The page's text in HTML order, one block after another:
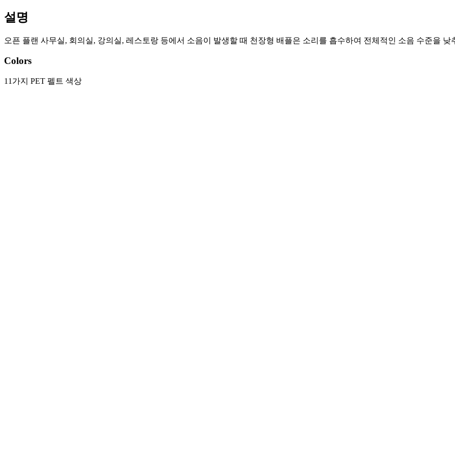
설명
오픈 플랜 사무실, 회의실, 강의실, 레스토랑 등에서 소음이 발생할 때 천장형 배플은 소리를 흡수하여 전체적인 소음 수준을 낮
Colors
11가지 PET 펠트 색상